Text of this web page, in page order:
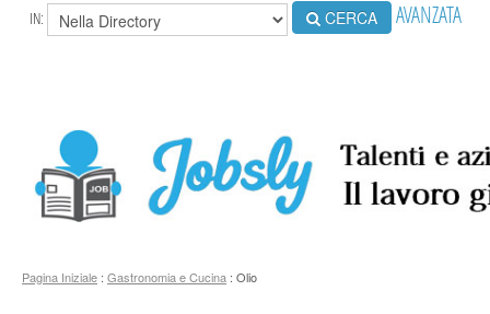
IN: CERCA AVANZATA
Pagina Iniziale : Gastronomia e Cucina : Olio